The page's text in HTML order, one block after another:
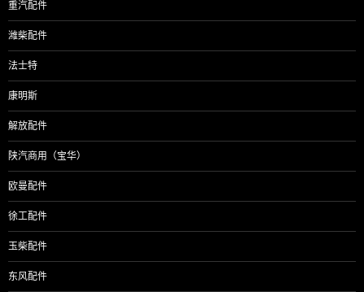
重汽配件
潍柴配件
法士特
康明斯
解放配件
陕汽商用（宝华）
欧曼配件
徐工配件
玉柴配件
东风配件